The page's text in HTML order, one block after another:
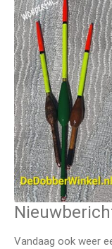
Vandaag ook weer